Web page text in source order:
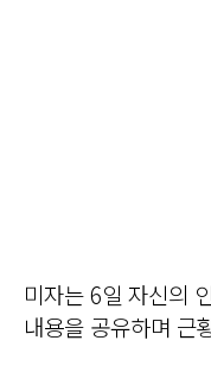
미자는 6일 자신의
내용을 공유하며 근